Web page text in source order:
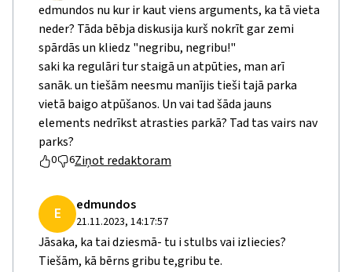
edmundos nu kur ir kaut viens arguments, ka tā vieta
neder? Tāda bēbja diskusija kurš nokrīt gar zemi
spārdās un kliedz "negribu, negribu!"
saki ka regulāri tur staigā un atpūties, man arī
sanāk. un tiešām neesmu manījis tieši tajā parka
vietā baigo atpūšanos. Un vai tad šāda jauns
elements nedrīkst atrasties parkā? Tad tas vairs nav
parks?
0 6Ziņot redaktoram
E edmundos
21.11.2023, 14:17:57
Jāsaka, ka tai dziesmā- tu i stulbs vai izliecies?
Tiešām, kā bērns gribu te,gribu te.